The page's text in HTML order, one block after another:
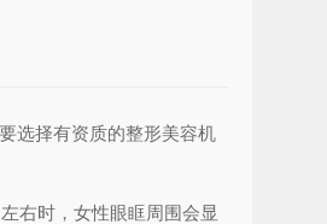
选择有资质的整形美容机
右时，女性眼眶周围会显